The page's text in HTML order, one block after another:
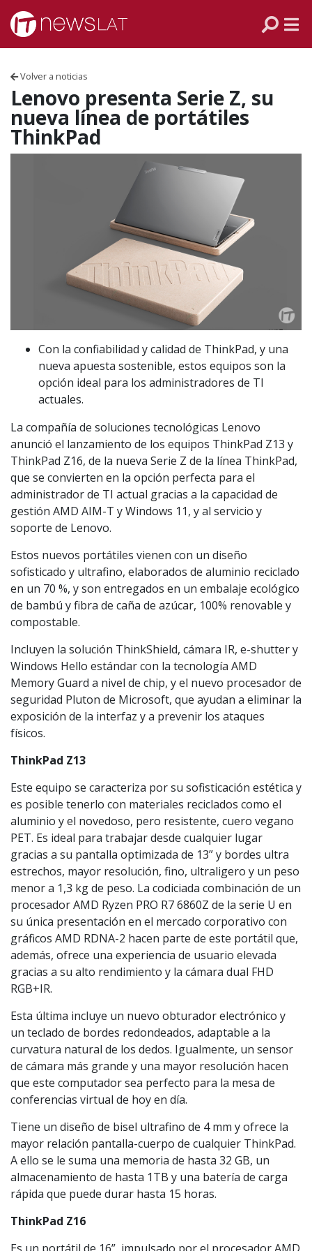
Skip to content
Volver a noticias
Lenovo presenta Serie Z, su
nueva línea de portátiles
ThinkPad
Con la confiabilidad y calidad de ThinkPad, y una
nueva apuesta sostenible, estos equipos son la
opción ideal para los administradores de TI
actuales.
La compañía de soluciones tecnológicas Lenovo
anunció el lanzamiento de los equipos ThinkPad Z13 y
ThinkPad Z16, de la nueva Serie Z de la línea ThinkPad,
que se convierten en la opción perfecta para el
administrador de TI actual gracias a la capacidad de
gestión AMD AIM-T y Windows 11, y al servicio y
soporte de Lenovo.
Estos nuevos portátiles vienen con un diseño
sofisticado y ultrafino, elaborados de aluminio reciclado
en un 70 %, y son entregados en un embalaje ecológico
de bambú y fibra de caña de azúcar, 100% renovable y
compostable.
Incluyen la solución ThinkShield, cámara IR, e-shutter y
Windows Hello estándar con la tecnología AMD
Memory Guard a nivel de chip, y el nuevo procesador de
seguridad Pluton de Microsoft, que ayudan a eliminar la
exposición de la interfaz y a prevenir los ataques
físicos.
ThinkPad Z13
Este equipo se caracteriza por su sofisticación estética y
es posible tenerlo con materiales reciclados como el
aluminio y el novedoso, pero resistente, cuero vegano
PET. Es ideal para trabajar desde cualquier lugar
gracias a su pantalla optimizada de 13” y bordes ultra
estrechos, mayor resolución, fino, ultraligero y un peso
menor a 1,3 kg de peso. La codiciada combinación de un
procesador AMD Ryzen PRO R7 6860Z de la serie U en
su única presentación en el mercado corporativo con
gráficos AMD RDNA-2 hacen parte de este portátil que,
además, ofrece una experiencia de usuario elevada
gracias a su alto rendimiento y la cámara dual FHD
RGB+IR.
Esta última incluye un nuevo obturador electrónico y
un teclado de bordes redondeados, adaptable a la
curvatura natural de los dedos. Igualmente, un sensor
de cámara más grande y una mayor resolución hacen
que este computador sea perfecto para la mesa de
conferencias virtual de hoy en día.
Tiene un diseño de bisel ultrafino de 4 mm y ofrece la
mayor relación pantalla-cuerpo de cualquier ThinkPad.
A ello se le suma una memoria de hasta 32 GB, un
almacenamiento de hasta 1TB y una batería de carga
rápida que puede durar hasta 15 horas.
ThinkPad Z16
VENEZUELA
ECUADOR
ARGENTINA
MÉXICO